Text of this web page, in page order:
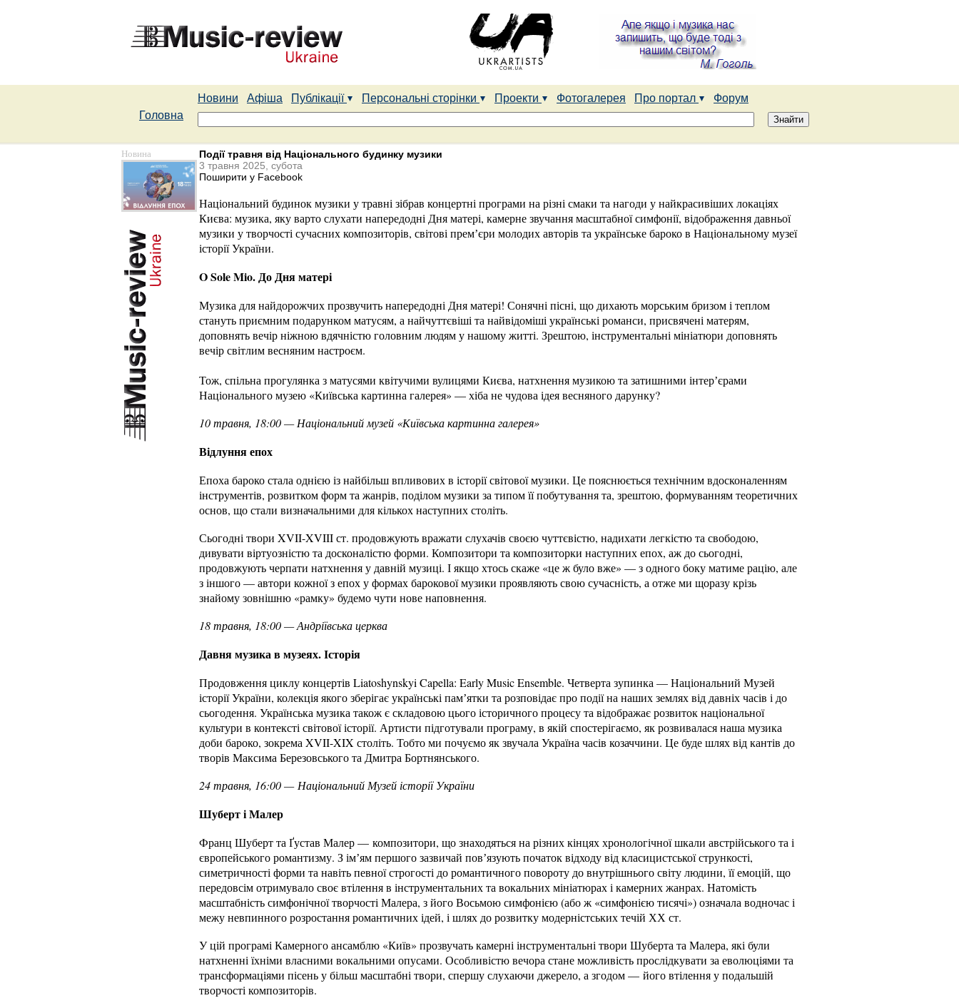
Новини Афіша Публікації Персональні сторінки Проекти Фотогалерея Про портал
Форум
Головна
Новина
Події травня від Національного будинку музики
3 травня 2025, субота
Поширити у Facebook
Національний будинок музики у травні зібрав концертні програми на різні смаки та нагоди у найкрасивіших локаціях
Києва: музика, яку варто слухати напередодні Дня матері, камерне звучання масштабної симфонії, відображення давньої
музики у творчості сучасних композиторів, світові премʼєри молодих авторів та українське бароко в Національному музеї
історії України.
O Sole Mio. До Дня матері
Музика для найдорожчих прозвучить напередодні Дня матері! Сонячні пісні, що дихають морським бризом і теплом
стануть приємним подарунком матусям, а найчуттєвіші та найвідоміші українські романси, присвячені матерям,
доповнять вечір ніжною вдячністю головним людям у нашому житті. Зрештою, інструментальні мініатюри доповнять
вечір світлим весняним настроєм.
Тож, спільна прогулянка з матусями квітучими вулицями Києва, натхнення музикою та затишними інтерʼєрами
Національного музею «Київська картинна галерея» — хіба не чудова ідея весняного дарунку?
10 травня, 18:00 — Національний музей «Київська картинна галерея»
Відлуння епох
Епоха бароко стала однією із найбільш впливових в історії світової музики. Це пояснюється технічним вдосконаленням
інструментів, розвитком форм та жанрів, поділом музики за типом її побутування та, зрештою, формуванням теоретичних
основ, що стали визначальними для кількох наступних століть.
Сьогодні твори XVII-XVIII ст. продовжують вражати слухачів своєю чуттєвістю, надихати легкістю та свободою,
дивувати віртуозністю та досконалістю форми. Композитори та композиторки наступних епох, аж до сьогодні,
продовжують черпати натхнення у давній музиці. І якщо хтось скаже «це ж було вже» — з одного боку матиме рацію, але
з іншого — автори кожної з епох у формах барокової музики проявляють свою сучасність, а отже ми щоразу крізь
знайому зовнішню «рамку» будемо чути нове наповнення.
18 травня, 18:00 — Андріївська церква
Давня музика в музеях. Історія
Продовження циклу концертів Liatoshynskyi Capella: Early Music Ensemble. Четверта зупинка — Національний Музей
історії України, колекція якого зберігає українські памʼятки та розповідає про події на наших землях від давніх часів і до
сьогодення. Українська музика також є складовою цього історичного процесу та відображає розвиток національної
культури в контексті світової історії. Артисти підготували програму, в якій спостерігаємо, як розвивалася наша музика
доби бароко, зокрема XVII-XIX століть. Тобто ми почуємо як звучала Україна часів козаччини. Це буде шлях від кантів до
творів Максима Березовського та Дмитра Бортнянського.
24 травня, 16:00 — Національний Музей історії України
Шуберт і Малер
Франц Шуберт та Ґустав Малер — композитори, що знаходяться на різних кінцях хронологічної шкали австрійського та і
європейського романтизму. З імʼям першого зазвичай повʼязують початок відходу від класицистської стрункості,
симетричності форми та навіть певної строгості до романтичного повороту до внутрішнього світу людини, її емоцій, що
передовсім отримувало своє втілення в інструментальних та вокальних мініатюрах і камерних жанрах. Натомість
масштабність симфонічної творчості Малера, з його Восьмою симфонією (або ж «симфонією тисячі») означала водночас і
межу невпинного розростання романтичних ідей, і шлях до розвитку модерністських течій ХХ ст.
У цій програмі Камерного ансамблю «Київ» прозвучать камерні інструментальні твори Шуберта та Малера, які були
натхненні їхніми власними вокальними опусами. Особливістю вечора стане можливість прослідкувати за еволюціями та
трансформаціями пісень у більш масштабні твори, спершу слухаючи джерело, а згодом — його втілення у подальшій
творчості композиторів.